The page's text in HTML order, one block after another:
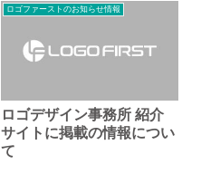
ロゴファーストのお知らせ情報
ロゴデザイン事務所 紹介
サイトに掲載の情報につい
て